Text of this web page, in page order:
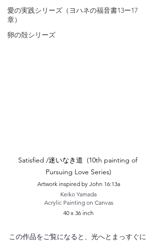
愛の実践シリーズ（ヨハネの福音書13ー17
章）
卵の殻シリーズ
Satisfied /迷いなき道  (10th painting of
Pursuing Love Series)
Artwork inspired by John 16:13a
Keiko Yamada
Acrylic Painting on Canvas
40 x 36 inch
この作品をご覧になると、光へとまっすぐに